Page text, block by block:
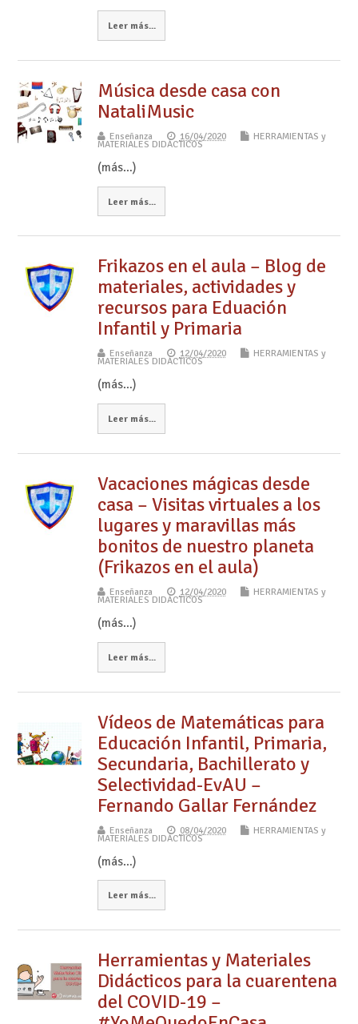
Leer más...
Música desde casa con
NataliMusic
Enseñanza 16/04/2020 HERRAMIENTAS y
MATERIALES DIDÁCTICOS
(más…)
Leer más...
Frikazos en el aula – Blog de
materiales, actividades y
recursos para Eduación
Infantil y Primaria
Enseñanza 12/04/2020 HERRAMIENTAS y
MATERIALES DIDÁCTICOS
(más…)
Leer más...
Vacaciones mágicas desde
casa – Visitas virtuales a los
lugares y maravillas más
bonitos de nuestro planeta
(Frikazos en el aula)
Enseñanza 12/04/2020 HERRAMIENTAS y
MATERIALES DIDÁCTICOS
(más…)
Leer más...
Vídeos de Matemáticas para
Educación Infantil, Primaria,
Secundaria, Bachillerato y
Selectividad-EvAU –
Fernando Gallar Fernández
Enseñanza 08/04/2020 HERRAMIENTAS y
MATERIALES DIDÁCTICOS
(más…)
Leer más...
Herramientas y Materiales
Didácticos para la cuarentena
del COVID-19 –